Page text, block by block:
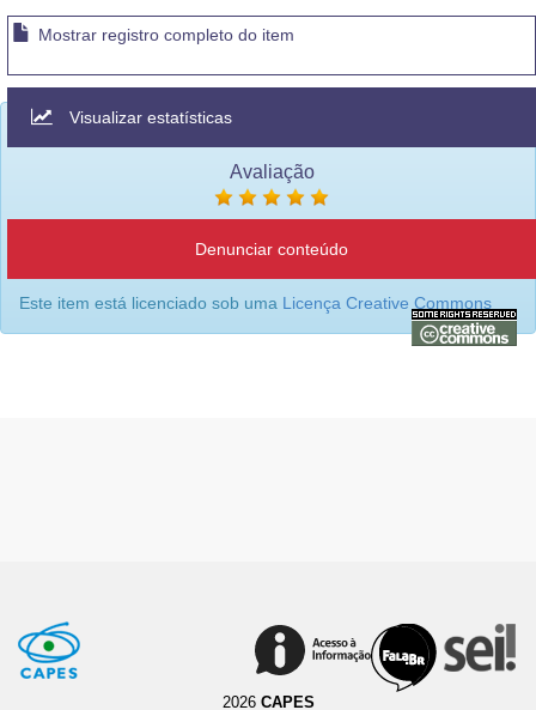
Mostrar registro completo do item
Visualizar estatísticas
Avaliação
Denunciar conteúdo
Este item está licenciado sob uma Licença Creative Commons
2026 CAPES